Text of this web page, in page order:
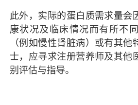
此外，实际的蛋白质需求量会
康状况及临床情况而有所不
（例如慢性肾脏病）或有其
士，应寻求注册营养师及其他
别评估与指导。